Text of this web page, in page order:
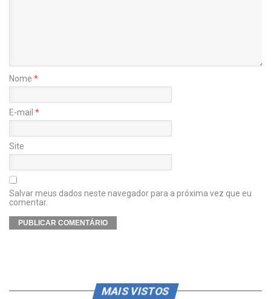
Nome *
E-mail *
Site
Salvar meus dados neste navegador para a próxima vez que eu
comentar.
MAIS VISTOS